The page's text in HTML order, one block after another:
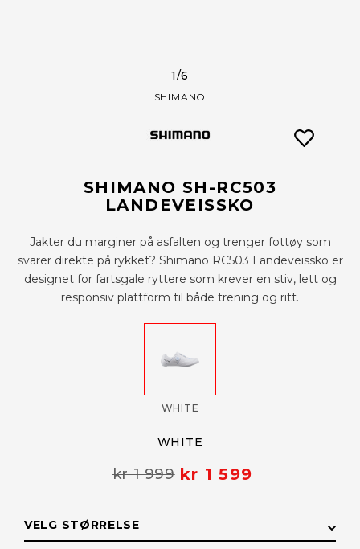
1/6
SHIMANO
SHIMANO SH-RC503
LANDEVEISSKO
Jakter du marginer på asfalten og trenger fottøy som
svarer direkte på rykket? Shimano RC503 Landeveissko er
designet for fartsgale ryttere som krever en stiv, lett og
responsiv plattform til både trening og ritt.
WHITE
WHITE
kr 1 999 kr 1 599
VELG STØRRELSE